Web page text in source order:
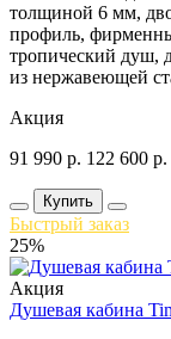
толщиной 6 мм,
профиль,
тропический душ,
из нержавеющей
Акция
91 990 р. 122 600 р.
Купить
Быстрый заказ
25%
Акция
Душевая кабина